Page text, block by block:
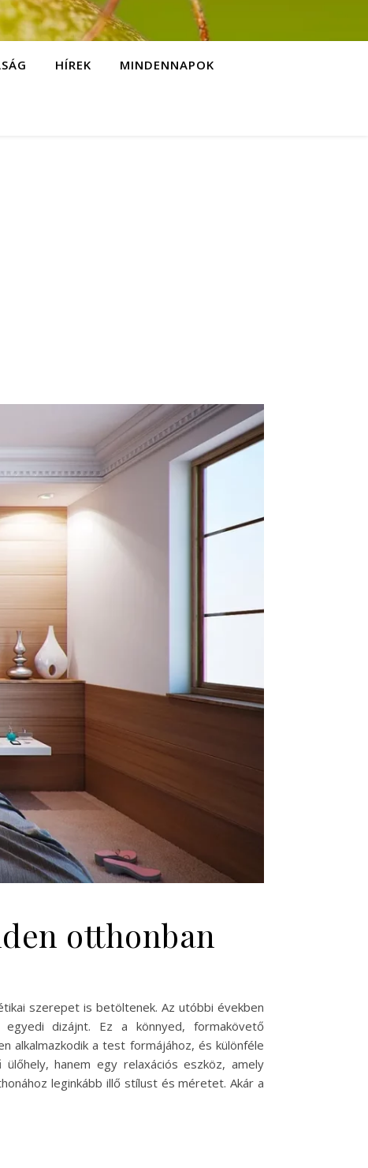
HÍREK MINDENNAPOK
otthonban
szerepet is betöltenek. Az utóbbi években
dizájnt. Ez a könnyed, formakövető
alkalmazkodik a test formájához, és különféle
hanem egy relaxációs eszköz, amely
leginkább illő stílust és méretet. Akár a